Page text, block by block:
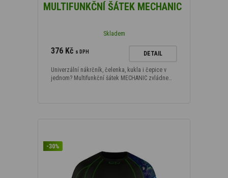
MULTIFUNKČNÍ ŠÁTEK MECHANIC
Skladem
376 Kč s DPH DETAIL
Univerzální nákrčník, čelenka, kukla i čepice v
jednom? Multifunkční šátek MECHANIC zvládne…
-30%